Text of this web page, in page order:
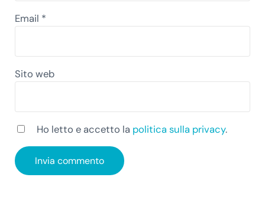
Email *
Sito web
Ho letto e accetto la politica sulla privacy.